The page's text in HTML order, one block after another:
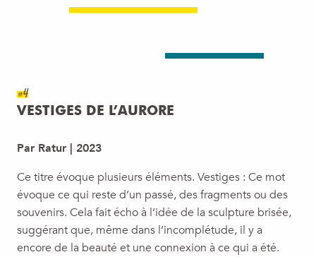
#4
VESTIGES DE L’AURORE
Par Ratur | 2023
Ce titre évoque plusieurs éléments. Vestiges : Ce mot
évoque ce qui reste d’un passé, des fragments ou des
souvenirs. Cela fait écho à l’idée de la sculpture brisée,
suggérant que, même dans l’incomplétude, il y a
encore de la beauté et une connexion à ce qui a été.